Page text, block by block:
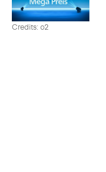
Credits: o2